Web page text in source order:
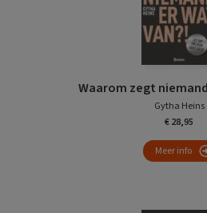
Waarom zegt
Gytha Heins
€ 28,95
Meer info